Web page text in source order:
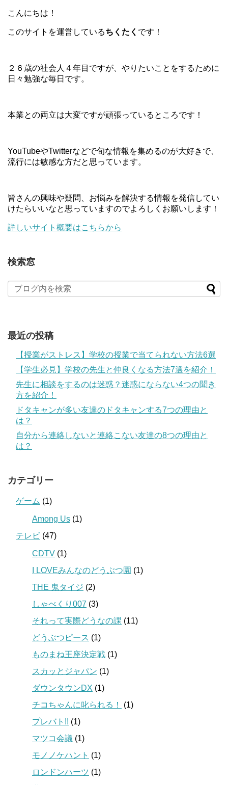
こんにちは！
このサイトを運営しているちくたく です！
２６歳の社会人４年目ですが、やりたいことをするために
日々勉強な毎日です。
本業との両立は大変ですが頑張っているところです！
YouTubeやTwitterなどで旬な情報を集めるのが大好きで、
流行には敏感な方だと思っています。
皆さんの興味や疑問、お悩みを解決する情報を発信してい
けたらいいなと思っていますのでよろしくお願いします！
詳しいサイト概要はこちらから
検索窓
最近の投稿
【授業がストレス】学校の授業で当てられない方法6選
【学生必見】学校の先生と仲良くなる方法7選を紹介！
先生に相談をするのは迷惑？迷惑にならない4つの聞き
方を紹介！
ドタキャンが多い友達のドタキャンする7つの理由と
は？
自分から連絡しないと連絡こない友達の8つの理由と
は？
カテゴリー
ゲーム (1)
Among Us (1)
テレビ (47)
CDTV (1)
I LOVEみんなのどうぶつ園 (1)
THE 鬼タイジ (2)
しゃべくり007 (3)
それって実際どうなの課 (11)
どうぶつピース (1)
ものまね王座決定戦 (1)
スカッとジャパン (1)
ダウンタウンDX (1)
チコちゃんに叱られる！
(1)
プレバト!! (1)
マツコ会議 (1)
モノノケハント (1)
ロンドンハーツ (1)